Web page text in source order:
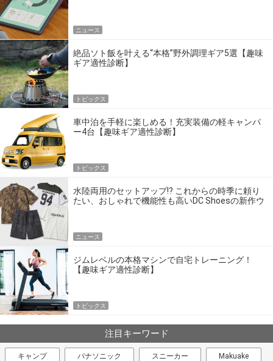
ニュース
絶品ソト飯を叶える“本格”野外調理ギア5選【趣味
ギア適性診断】
トピックス
車中泊を手軽に楽しめる！充実装備の軽キャンパ
ー4台【趣味ギア適性診断】
トピックス
水陸両用のセットアップ!? これからの時季に頼り
たい、おしゃれで機能性も高いDC Shoesの新作ウ
ニュース
ジムレベルの本格マシンで自宅トレーニング！
【趣味ギア適性診断】
トピックス
注目キーワード
キャンプ パナソニック スニーカー Makuake